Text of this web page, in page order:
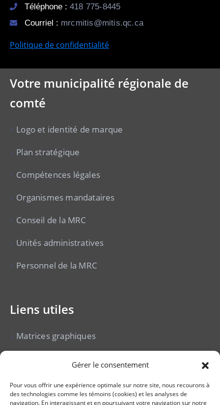
Gérer le consentement
Pour vous offrir une expérience optimale sur notre site, nous recourons à
des technologies comme les témoins (cookies) et les analyses de
navigation. En interagissant et en poursuivant votre navigation sur notre
Téléphone : 418 775-8445
Courriel : mrcmitis@mitis.qc.ca
Politique de confidentialité
Votre municipalité régionale de
comté
Logo et identité de marque
Plan stratégique
Compétences légales
Organismes mandataires
Conseil de la MRC
Unités administratives
Personnel de la MRC
Liens utiles
Matrices graphiques
Vente pour non-paiement de taxes